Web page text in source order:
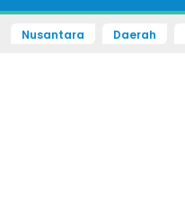
Nusantara Daerah